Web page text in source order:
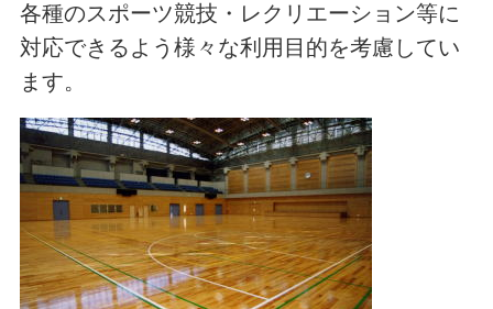
各種のスポーツ競技・レクリエーション等に
対応できるよう様々な利用目的を考慮してい
ます。